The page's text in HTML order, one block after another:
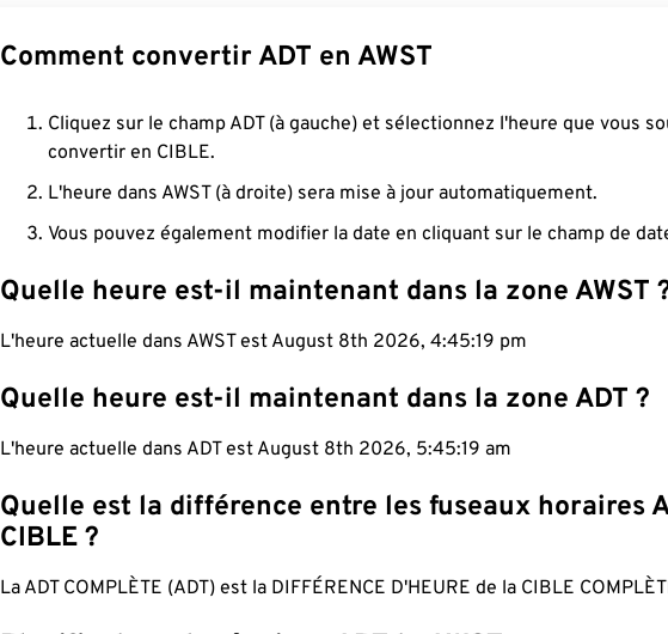
Comment convertir ADT en AWST
Cliquez sur le champ ADT (à gauche) et sélectionnez l'heure que vous
convertir en CIBLE.
L'heure dans AWST (à droite) sera mise à jour automatiquement.
Vous pouvez également modifier la date en cliquant sur le champ de
Quelle heure est-il maintenant dans la zone AWST
L'heure actuelle dans AWST est August 8th 2026, 4:45:20 pm
Quelle heure est-il maintenant dans la zone ADT ?
L'heure actuelle dans ADT est August 8th 2026, 5:45:20 am
Quelle est la différence entre les fuseaux horaires
CIBLE ?
La ADT COMPLÈTE (ADT) est la DIFFÉRENCE D'HEURE de la CIBLE